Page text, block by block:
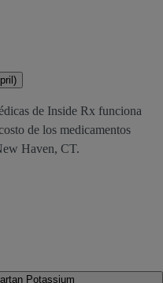
de Inside Rx funciona
de los medicamentos
Haven, CT.